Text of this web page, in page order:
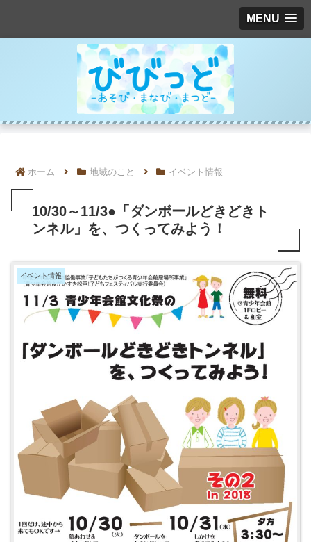
MENU
ホーム 地域のこと イベント情報
10/30～11/3●「ダンボールどきどきト
ンネル」を、つくってみよう！
イベント情報